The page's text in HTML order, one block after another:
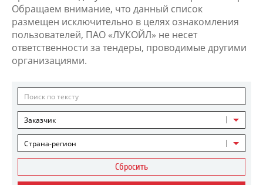
Обращаем внимание, что данный список
размещен исключительно в целях ознакомления
пользователей, ПАО «ЛУКОЙЛ» не несет
ответственности за тендеры, проводимые другими
организациями.
Заказчик
Страна-регион
Сбросить